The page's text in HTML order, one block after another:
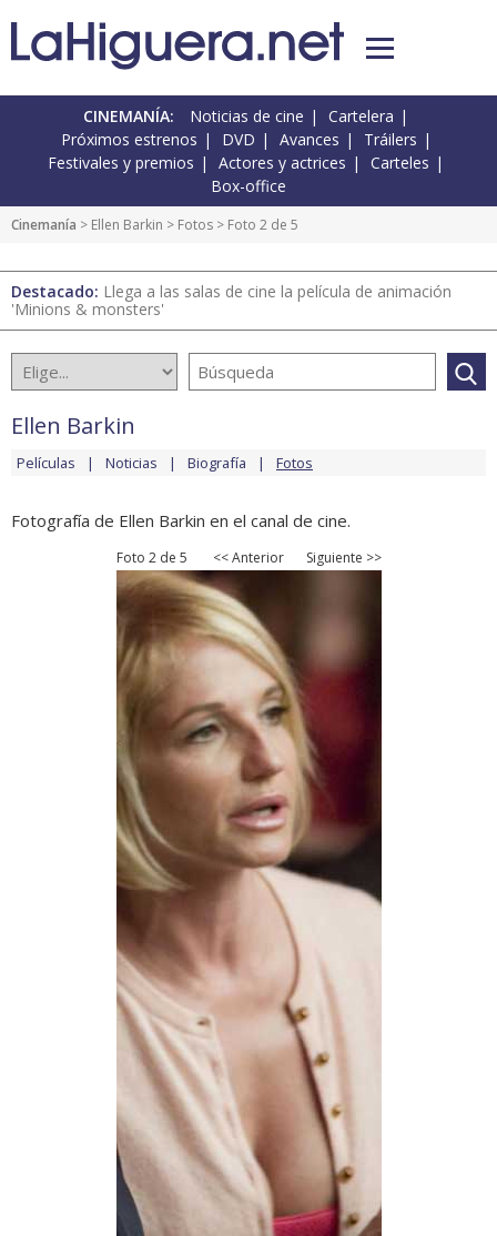
CINEMANÍA: Noticias de cine
Cartelera
Próximos estrenos
DVD Avances
Tráilers
Festivales y premios
Actores y actrices
Carteles
Box-office
Cinemanía > Ellen Barkin > Fotos > Foto 2 de 5
Destacado: Llega a las salas de cine la película de animación
'Minions & monsters'
Ellen Barkin
Películas Noticias Biografía Fotos
Fotografía de Ellen Barkin en el canal de cine.
Foto 2 de 5 << Anterior Siguiente >>